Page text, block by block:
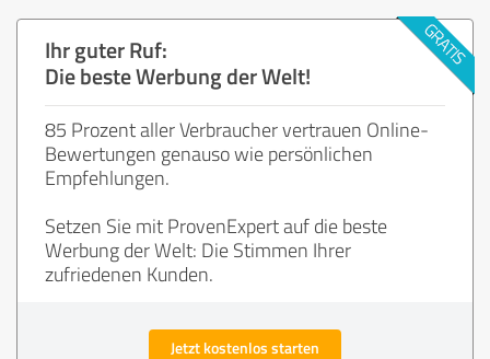
Ihr guter Ruf:
Die beste Werbung der Welt!
85 Prozent aller Verbraucher vertrauen Online-
Bewertungen genauso wie persönlichen
Empfehlungen.
Setzen Sie mit ProvenExpert auf die beste
Werbung der Welt: Die Stimmen Ihrer
zufriedenen Kunden.
Jetzt kostenlos starten